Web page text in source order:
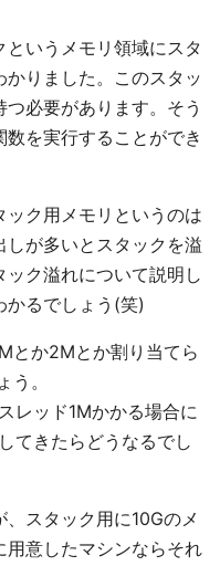
いうメモリ領域にスタ
りました。このスタッ
必要があります。そう
を実行することができ
ク用メモリというのは
が多いとスタックを溢
ク溢れについて説明し
かるでしょう(笑)
とか2Mとか割り当てら
。
レッド1Mかかる場合に
てきたらどうなるでし
スタック用に10Gのメ
用意したマシンならそれ